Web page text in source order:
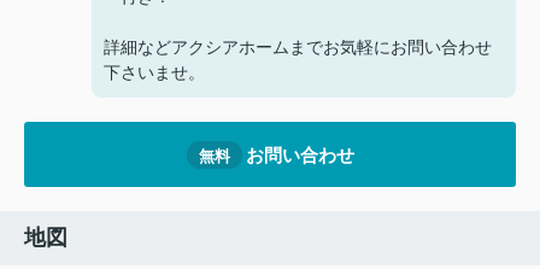
詳細などアクシアホームまでお気軽にお問い合わせ
下さいませ。
無料 お問い合わせ
地図